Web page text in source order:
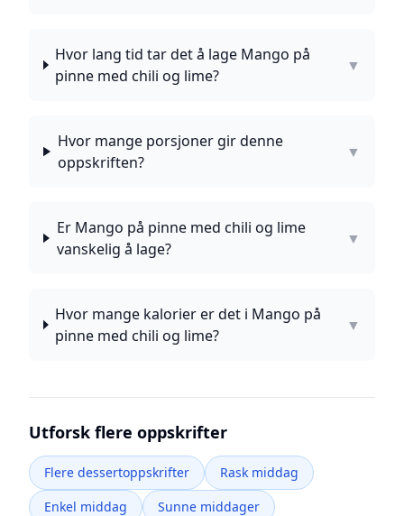
Hvor lang tid tar det å lage Mango på
pinne med chili og lime?
▼
Hvor mange porsjoner gir denne
oppskriften?
▼
Er Mango på pinne med chili og lime
vanskelig å lage?
▼
Hvor mange kalorier er det i Mango på
pinne med chili og lime?
▼
Utforsk flere oppskrifter
Flere dessertoppskrifter
Rask middag
Enkel middag
Sunne middager